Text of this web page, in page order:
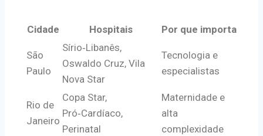
Cidade Hospitais Por que importa
São
Paulo
Sírio‑Libanês,
Oswaldo Cruz, Vila
Nova Star
Tecnologia e
especialistas
Rio de
Janeiro
Copa Star,
Pró‑Cardíaco,
Perinatal
Maternidade e
alta
complexidade